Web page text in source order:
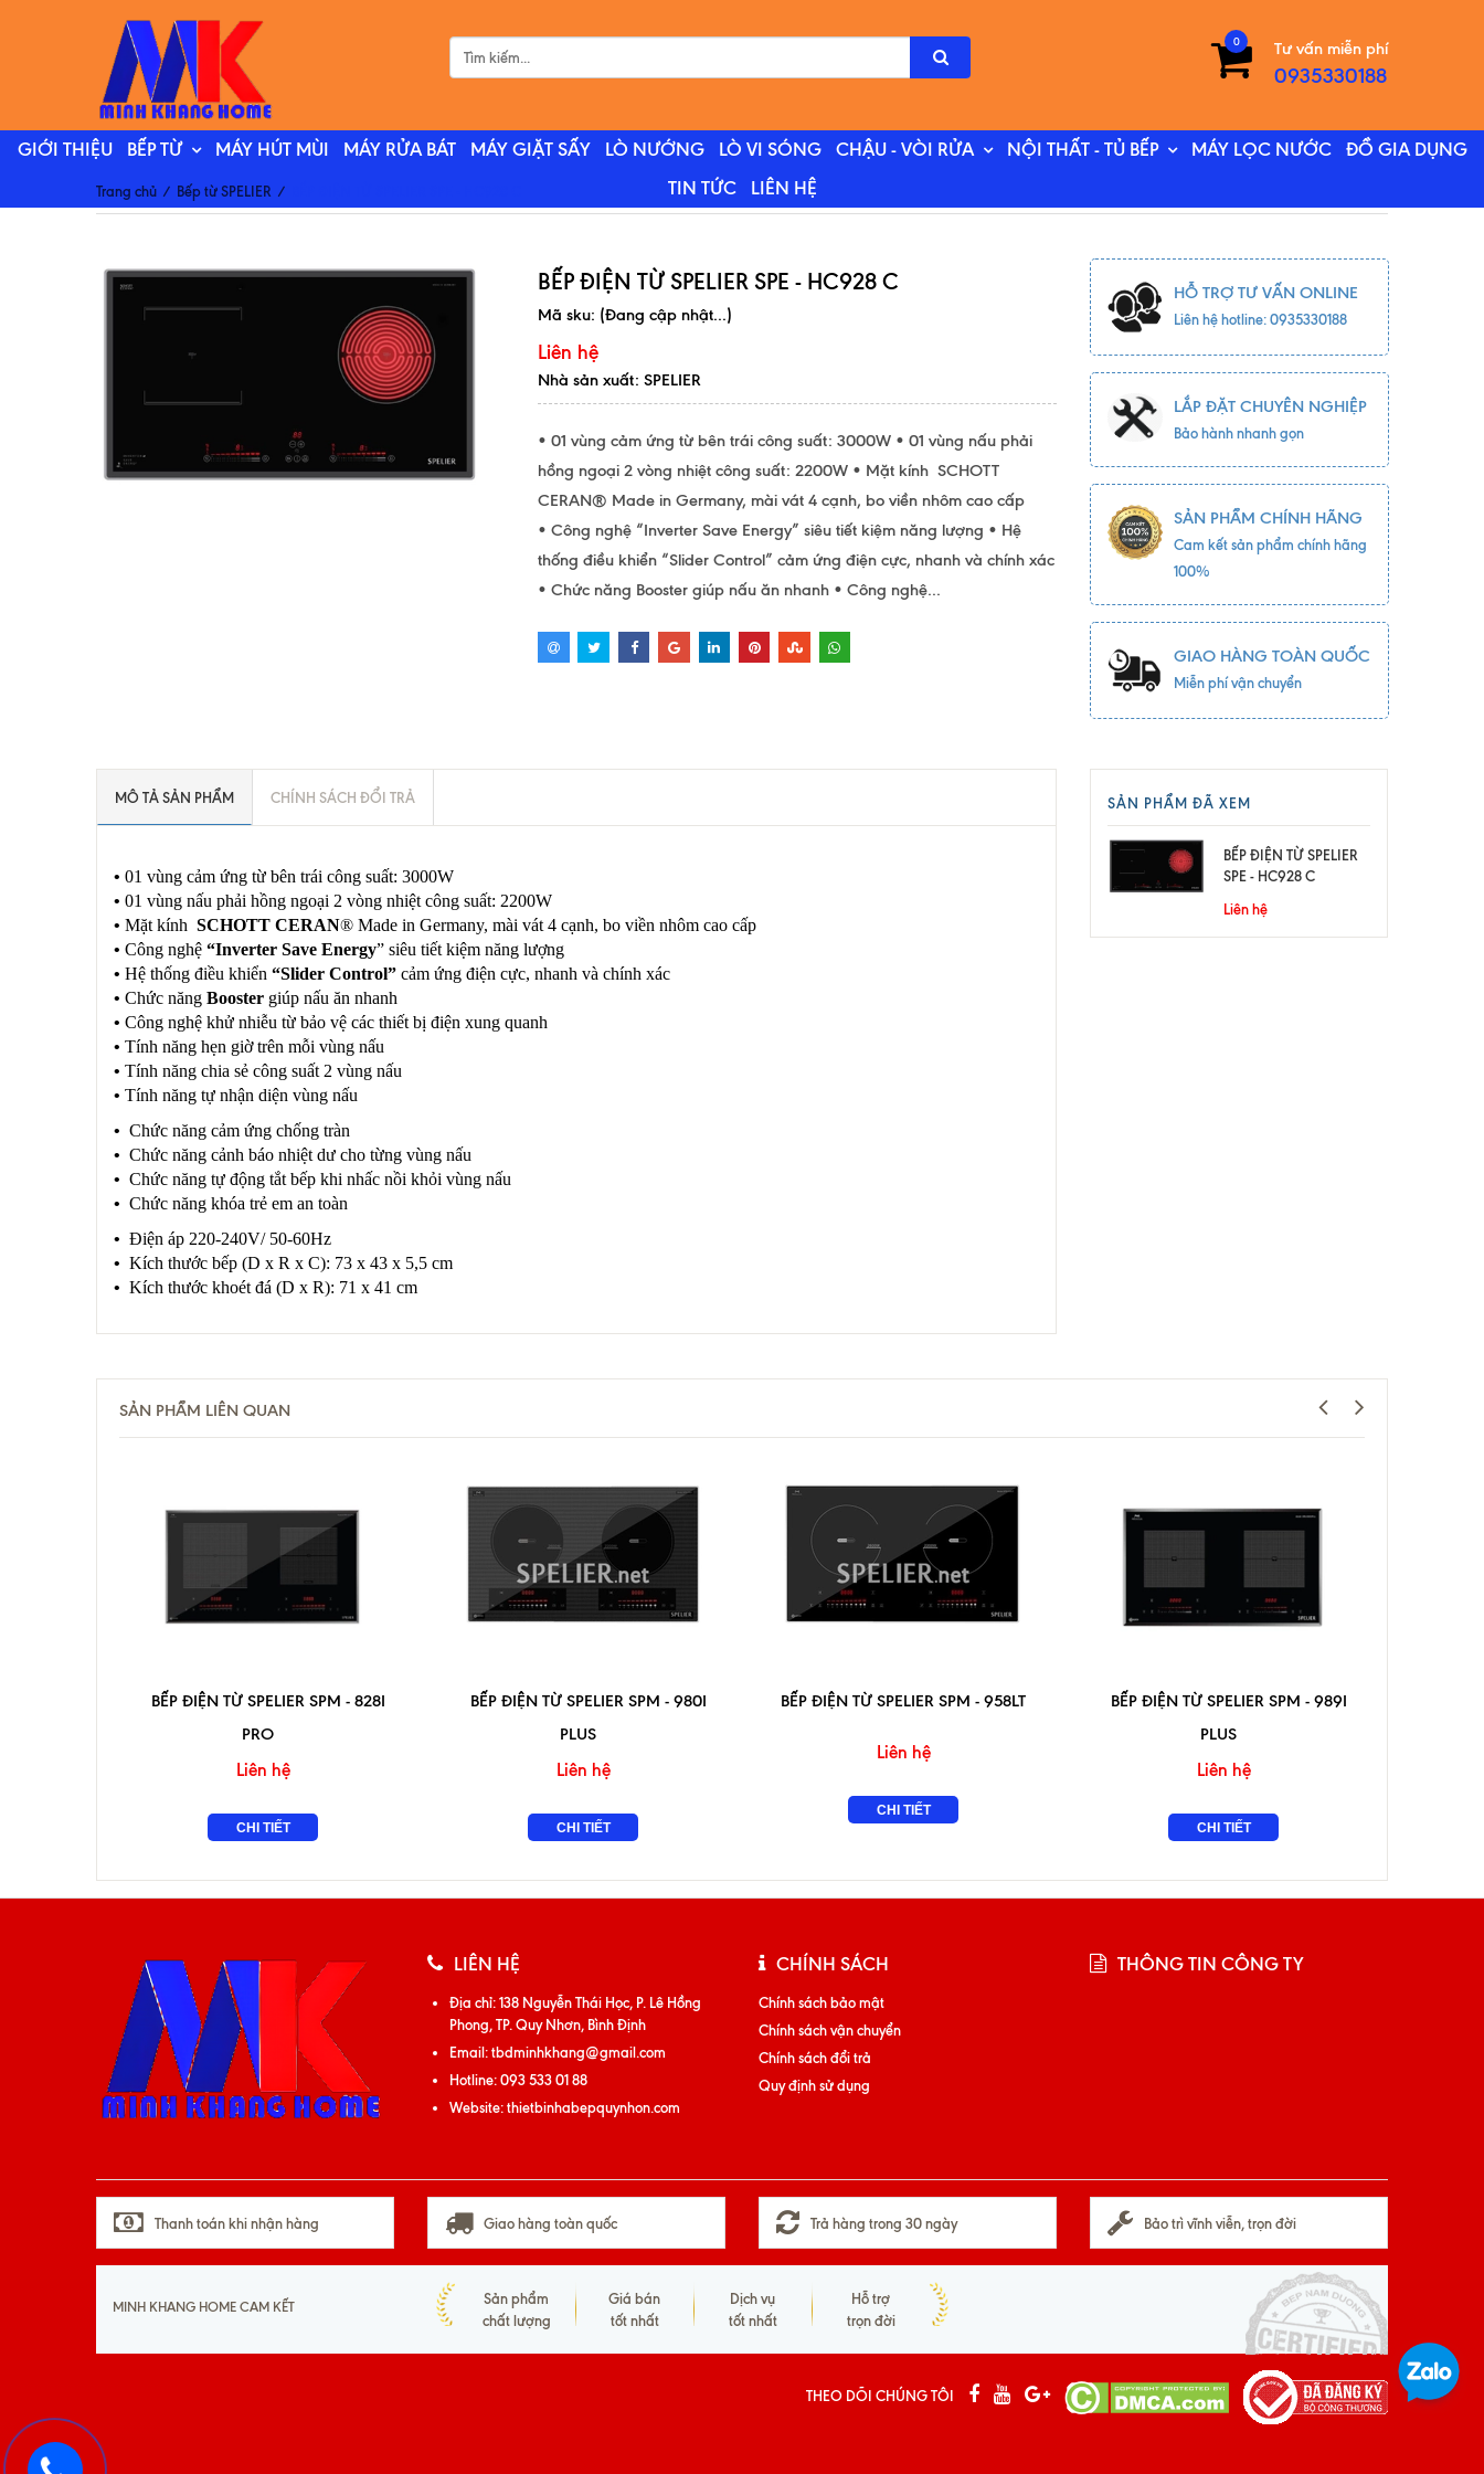
Tư vấn miễn phí
0935330188
0
GIỚI THIỆU BẾP TỪ MÁY HÚT MÙI MÁY RỬA BÁT MÁY GIẶT SẤY LÒ NƯỚNG LÒ VI SÓNG CHẬU - VÒI RỬA NỘI THẤT - TỦ BẾP MÁY LỌC NƯỚC
ĐỒ GIA DỤNG
TIN TỨC
LIÊN HỆ
Trang chủ / Bếp từ SPELIER /
BẾP ĐIỆN TỪ SPELIER SPE - HC928 C
Mã sku: (Đang cập nhật...)
Liên hệ
Nhà sản xuất: SPELIER
• 01 vùng cảm ứng từ bên trái công suất: 3000W • 01 vùng nấu phải
hồng ngoại 2 vòng nhiệt công suất: 2200W • Mặt kính SCHOTT
CERAN® Made in Germany, mài vát 4 cạnh, bo viền nhôm cao cấp
• Công nghệ “Inverter Save Energy” siêu tiết kiệm năng lượng • Hệ
thống điều khiển “Slider Control” cảm ứng điện cực, nhanh và chính xác
• Chức năng Booster giúp nấu ăn nhanh • Công nghệ...
HỖ TRỢ TƯ VẤN ONLINE
Liên hệ hotline: 0935330188
LẮP ĐẶT CHUYÊN NGHIỆP
Bảo hành nhanh gọn
SẢN PHẨM CHÍNH HÃNG
Cam kết sản phẩm chính hãng
100%
GIAO HÀNG TOÀN QUỐC
Miễn phí vận chuyển
MÔ TẢ SẢN PHẨM CHÍNH SÁCH ĐỔI TRẢ
• 01 vùng cảm ứng từ bên trái công suất: 3000W
• 01 vùng nấu phải hồng ngoại 2 vòng nhiệt công suất: 2200W
• Mặt kính SCHOTT CERAN® Made in Germany, mài vát 4 cạnh, bo viền nhôm cao cấp
• Công nghệ “Inverter Save Energy” siêu tiết kiệm năng lượng
• Hệ thống điều khiển “Slider Control” cảm ứng điện cực, nhanh và chính xác
• Chức năng Booster giúp nấu ăn nhanh
• Công nghệ khử nhiễu từ bảo vệ các thiết bị điện xung quanh
• Tính năng hẹn giờ trên mỗi vùng nấu
• Tính năng chia sẻ công suất 2 vùng nấu
• Tính năng tự nhận diện vùng nấu
• Chức năng cảm ứng chống tràn
• Chức năng cảnh báo nhiệt dư cho từng vùng nấu
• Chức năng tự động tắt bếp khi nhấc nồi khỏi vùng nấu
• Chức năng khóa trẻ em an toàn
• Điện áp 220-240V/ 50-60Hz
• Kích thước bếp (D x R x C): 73 x 43 x 5,5 cm
• Kích thước khoét đá (D x R): 71 x 41 cm
SẢN PHẨM ĐÃ XEM
BẾP ĐIỆN TỪ SPELIER
SPE - HC928 C
Liên hệ
SẢN PHẨM LIÊN QUAN
BẾP ĐIỆN TỪ SPELIER SPM - 828I
PRO
Liên hệ
CHI TIẾT
BẾP ĐIỆN TỪ SPELIER SPM - 980I
PLUS
Liên hệ
CHI TIẾT
BẾP ĐIỆN TỪ SPELIER SPM - 958LT
Liên hệ
CHI TIẾT
BẾP ĐIỆN TỪ SPELIER SPM - 989I
PLUS
Liên hệ
CHI TIẾT
LIÊN HỆ
Địa chỉ:138 Nguyễn Thái Học, P. Lê Hồng
Phong, TP. Quy Nhơn, Bình Định
Email:tbdminhkhang@gmail.com
Hotline:093 533 01 88
Website:thietbinhabepquynhon.com
CHÍNH SÁCH
Chính sách bảo mật
Chính sách vận chuyển
Chính sách đổi trả
Quy định sử dụng
THÔNG TIN CÔNG TY
Thanh toán khi nhận hàng Giao hàng toàn quốc Trả hàng trong 30 ngày Bảo trì vĩnh viễn, trọn đời
MINH KHANG HOME CAM KẾT
Sản phẩm
chất lượng
Giá bán
tốt nhất
Dịch vụ
tốt nhất
Hỗ trợ
trọn đời
THEO DÕI CHÚNG TÔI
093